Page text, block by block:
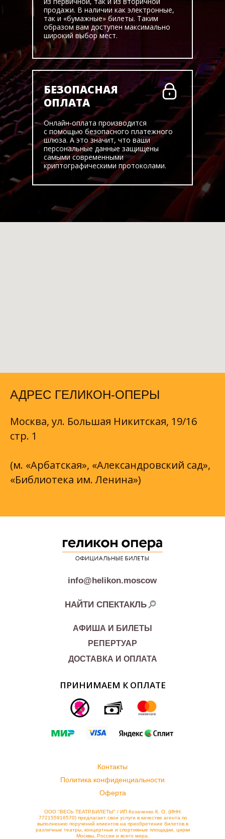
БЕЗОПАСНАЯ
ОПЛАТА
Онлайн-оплата производится
с помощью безопасного платежного
шлюза. А это значит, что ваши
персональные данные защищены
самыми современными
криптографическими протоколами.
продажи. В наличии как электронные,
так и «бумажные» билеты. Таким
образом вам доступен максимально
широкий выбор мест.
АДРЕС ГЕЛИКОН-ОПЕРЫ
Москва, ул. Большая Никитская, 19/16
стр. 1
(м. «Арбатская», «Александровский сад»,
«Библиотека им. Ленина»)
ПРИНИМАЕМ К ОПЛАТЕ
info@helikon.moscow
НАЙТИ СПЕКТАКЛЬ
АФИША И БИЛЕТЫ
РЕПЕРТУАР
ДОСТАВКА И ОПЛАТА
Политика конфиденциальности
Оферта
ООО "ВЕСЬ ТЕАТР.БИЛЕТЫ" / ИП Козаченко К. О. (ИНН:
772155916570) предлагает свои услуги в качестве агента по
выполнению поручений клиентов на приобретение билетов в
различные театры, концертные и спортивные площадки, цирки
Москвы, России и всего мира.
Контакты